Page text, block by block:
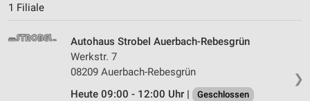
1 Filiale
❯
Autohaus Strobel Auerbach-Rebesgrün
Werkstr. 7
08209 Auerbach-Rebesgrün
Heute 09:00 - 12:00 Uhr |
Geschlossen